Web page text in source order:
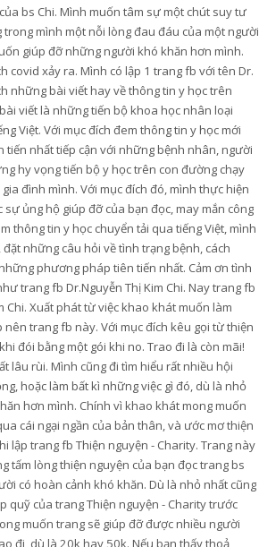
bs Chi. Mình muốn tâm sự một chút suy tư
mình một nỗi lòng đau đáu của một người
giúp đỡ những người khó khăn hơn mình.
covid xảy ra. Mình có lập 1 trang fb với tên Dr.
những bài viết hay về thông tin y học trên
viết là những tiến bộ khoa học nhân loại
Việt. Với mục đích đem thông tin y học mới
nhất tiếp cận với những bệnh nhân, người
hy vọng tiến bộ y học trên con đường chạy
đình mình. Với mục đích đó, mình thực hiện
ủng hộ giúp đỡ của bạn đọc, may mắn công
thông tin y học chuyển tải qua tiếng Việt, mình
những câu hỏi về tình trạng bệnh, cách
phương pháp tiên tiến nhất. Cảm ơn tình
trang fb Dr.Nguyễn Thị Kim Chi. Nay trang fb
Chi. Xuất phát từ việc khao khát muốn làm
trang fb này. Với mục đích kêu gọi từ thiện
đói bằng một gói khi no. Trao đi là còn mãi!
lâu rùi. Mình cũng đi tìm hiểu rất nhiều hội
hoặc làm bất kì những việc gì đó, dù là nhỏ
hơn mình. Chính vì khao khát mong muốn
cái ngại ngần của bản thân, và ước mơ thiện
lập trang fb Thiện nguyện - Charity. Trang này
tấm lòng thiện nguyện của bạn đọc trang bs
có hoàn cảnh khó khăn. Dù là nhỏ nhất cũng
quỹ của trang Thiện nguyện - Charity trước
muốn trang sẽ giúp đỡ được nhiều người
đi, dù là 20k hay 50k. Nếu bạn thấy thoả